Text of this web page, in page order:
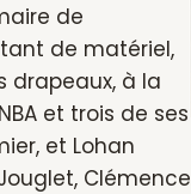
de
de matériel,
drapeaux, à la
et trois de ses
et Lohan
Clémence